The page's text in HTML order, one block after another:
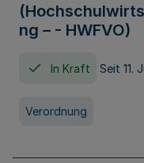
ng – - HWFVO)
In Kraft Seit 11.
Verordnung